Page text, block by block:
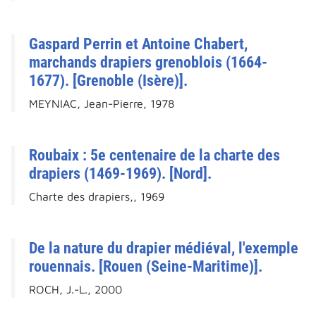
Gaspard Perrin et Antoine Chabert,
marchands drapiers grenoblois (1664-
1677). [Grenoble (Isère)].
MEYNIAC, Jean-Pierre, 1978
Roubaix : 5e centenaire de la charte des
drapiers (1469-1969). [Nord].
Charte des drapiers,, 1969
De la nature du drapier médiéval, l'exemple
rouennais. [Rouen (Seine-Maritime)].
ROCH, J.-L., 2000